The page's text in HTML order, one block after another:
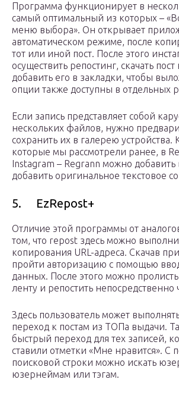
Программа функционирует в
самый оптимальный из которых –
меню выбора». Он открывает
автоматическом режиме, после
тот или иной пост. После этого
осуществить репостинг, скачать
добавить его в закладки, чтобы
опции также доступны в отдельных
Если запись представляет собой
нескольких файлов, нужно
сохранить их в галерею устройства.
которые мы рассмотрели ранее, в
Instagram – Regrann можно добавить
добавить оригинальное текстовое
5. EzRepost+
Отличие этой программы от
том, что repost здесь можно
копирования URL-адреса. Скачав
пройти авторизацию с помощью
данных. После этого можно
ленту и репостить непосредственно
Здесь пользователь может
переход к постам из ТОПа выдачи.
быстрый переход для тех записей,
ставили отметки «Мне нравится». С
поисковой строки можно искать
юзернеймам или тэгам.